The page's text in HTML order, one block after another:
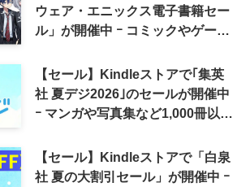
ウェア・エニックス電子書籍セー
ル」が開催中 ｰ コミックやゲーム
【セール】Kindleストアで｢集英
社 夏デジ2026｣のセールが開催中
ｰ マンガや写真集など1,000冊以上
【セール】Kindleストアで「白泉
社 夏の大割引セール」が開催中 ｰ